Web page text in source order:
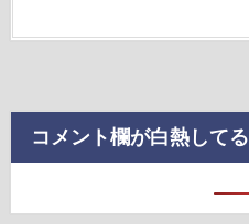
コメント欄が白熱して